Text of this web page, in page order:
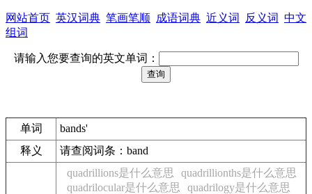
网站首页 英汉词典 笔画笔顺 成语词典 近义词 反义词 中文
组词
请输入您要查询的英文单词：
单词
bands'
释义
请查阅词条：band
quadrillions是什么意思
quadrillionths是什么意思
quadrilocular是什么意思
quadrilogy是什么意思